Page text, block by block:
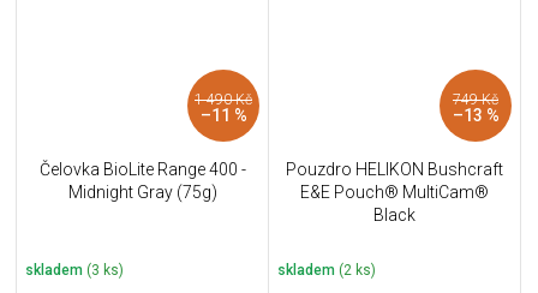
1 490 Kč
–11 %
Čelovka BioLite Range 400 -
Midnight Gray (75g)
skladem (3 ks)
749 Kč
–13 %
Pouzdro HELIKON Bushcraft
E&E Pouch® MultiCam®
Black
skladem (2 ks)